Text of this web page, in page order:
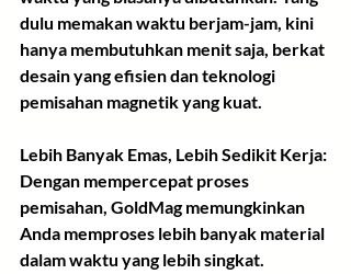
dulu memakan waktu berjam-jam, kini
hanya membutuhkan menit saja, berkat
desain yang efisien dan teknologi
pemisahan magnetik yang kuat.
Lebih Banyak Emas, Lebih Sedikit Kerja:
Dengan mempercepat proses
pemisahan, GoldMag memungkinkan
Anda memproses lebih banyak material
dalam waktu yang lebih singkat.